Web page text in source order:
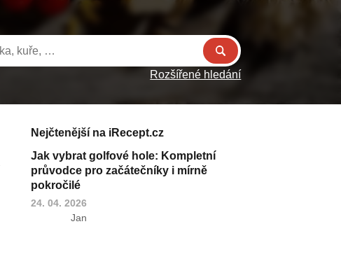
Rozšířené hledání
Nejčtenější na iRecept.cz
Jak vybrat golfové hole: Kompletní
průvodce pro začátečníky i mírně
pokročilé
24. 04. 2026
Jan